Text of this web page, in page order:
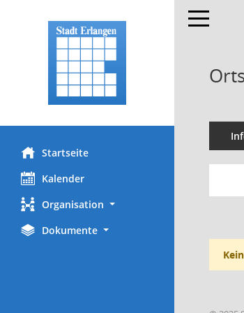
Startseite
Kalender
Organisation
Dokumente
Toggle